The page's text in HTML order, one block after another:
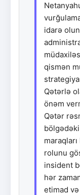
idarə
qismən
Qətərlə
önəm
Qətər
rolunu
insident
hər
etimad